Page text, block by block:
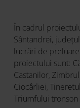
În cadrul
Sântandrei,
lucrări de
proiectului sunt:
Castanilor,
Ciocârliei,
Triumfului tronson